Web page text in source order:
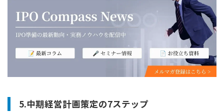
5.中期経営計画策定の7ステップ